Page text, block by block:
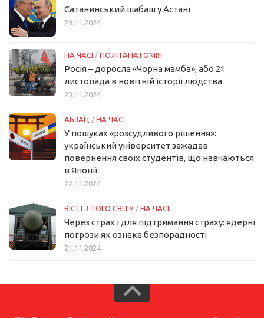
Сатанинський шабаш у Астані
29.11.2024
НА ЧАСІ / ПОЛІТАНАТОМІЯ
Росія – доросла «Чорна мамба», або 21
листопада в новітній історії людства
23.11.2024
АБЗАЦ / НА ЧАСІ
У пошуках «розсудливого рішення»:
український університет зажадав
повернення своїх студентів, що навчаються
в Японії
22.11.2024
ВІСТІ З ТОГО СВІТУ / НА ЧАСІ
Через страх і для підтримання страху: ядерні
погрози як ознака безпорадності
21.11.2024